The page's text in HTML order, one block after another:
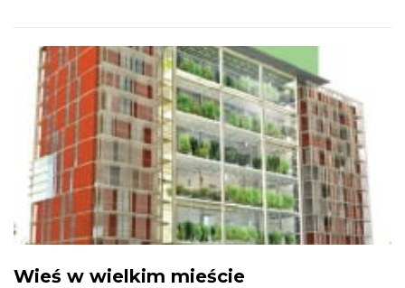
Wieś w wielkim mieście